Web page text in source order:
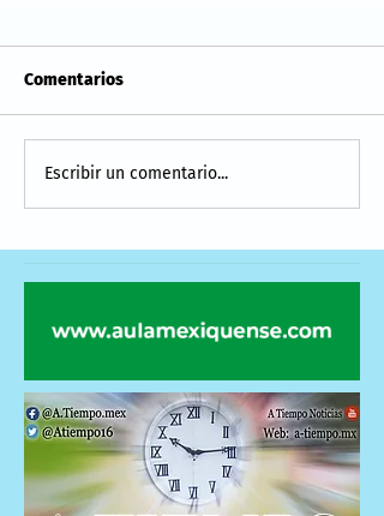
Comentarios
Escribir un comentario...